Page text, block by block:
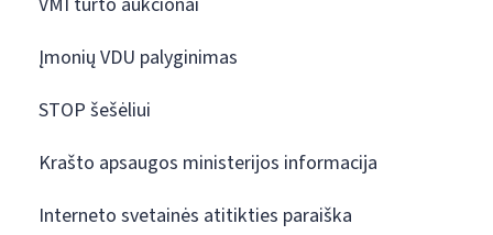
Įmonių VDU palyginimas
STOP šešėliui
Krašto apsaugos ministerijos informacija
Interneto svetainės atitikties paraiška